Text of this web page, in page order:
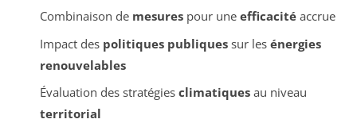
Combinaison de mesurespour une efficacitéaccrue
Impact des politiques publiquessur les énergies
renouvelables
Évaluation des stratégies climatiquesau niveau
territorial